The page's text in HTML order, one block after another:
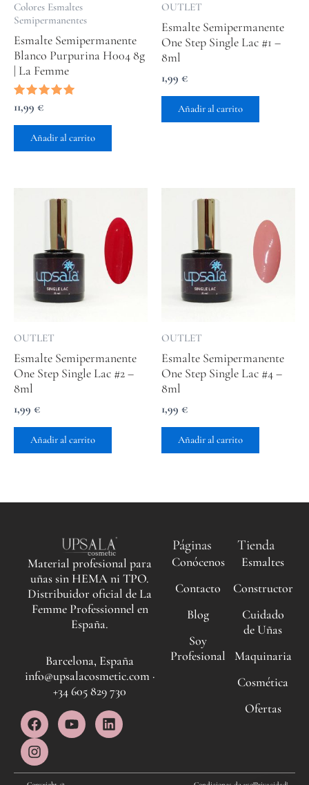
Colores Esmaltes
Semipermanentes
Esmalte Semipermanente
Blanco Purpurina H004 8g
| La Femme
Valorado
con
5.00
de 5
11,99 €
Añadir al carrito
OUTLET
Esmalte Semipermanente
One Step Single Lac #1 –
8ml
1,99 €
Añadir al carrito
OUTLET
Esmalte Semipermanente
One Step Single Lac #2 –
8ml
1,99 €
Añadir al carrito
OUTLET
Esmalte Semipermanente
One Step Single Lac #4 –
8ml
1,99 €
Añadir al carrito
Material profesional para
uñas sin HEMA ni TPO.
Distribuidor oficial de La
Femme Professionnel en
España.
Barcelona, España
info@upsalacosmetic.com ·
+34 605 829 730
F
a
c
e
b
Y
o
u
L
i
e
I
n
s
t
a
Páginas
Conócenos
Contacto
Blog
Soy
Profesional
Tienda
Esmaltes
Constructor
Cuidado
de Uñas
Maquinaria
Cosmética
Ofertas